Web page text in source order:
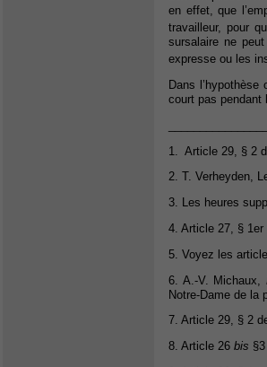
en effet, que
travailleur, pour
sursalaire ne
expresse ou les
Dans
court pas pendant
1. Article 29, § 2
2. T. Verheyden,
3. Les heures
4. Article 27, § 1er
5. Voyez les
6. A.-V. Michaux,
Notre-Dame de la
7. Article 29, § 2
8. Article 26 bis